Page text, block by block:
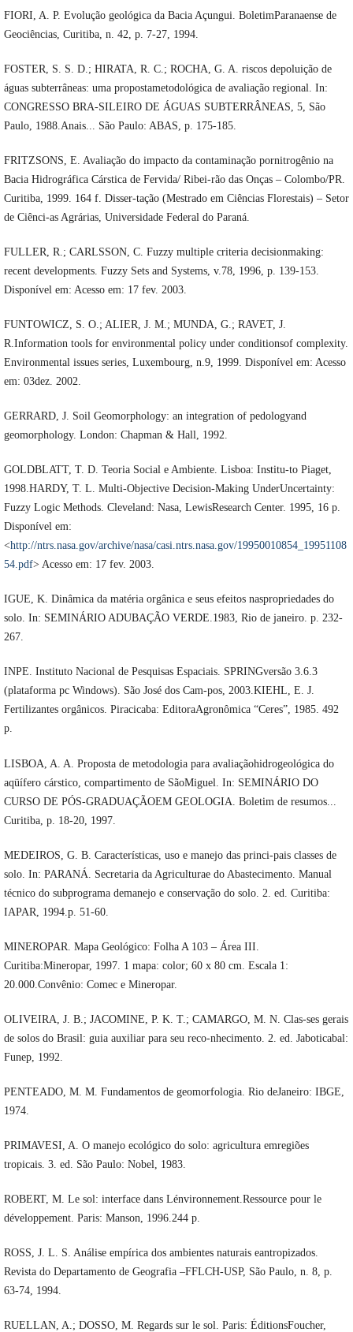
FIORI, A. P. Evolução geológica da Bacia Açungui. BoletimParanaense de
Geociências, Curitiba, n. 42, p. 7-27, 1994.
FOSTER, S. S. D.; HIRATA, R. C.; ROCHA, G. A. riscos depoluição de
águas subterrâneas: uma propostametodológica de avaliação regional. In:
CONGRESSO BRA-SILEIRO DE ÁGUAS SUBTERRÂNEAS, 5, São
Paulo, 1988.Anais... São Paulo: ABAS, p. 175-185.
FRITZSONS, E. Avaliação do impacto da contaminação pornitrogênio na
Bacia Hidrográfica Cárstica de Fervida/ Ribei-rão das Onças – Colombo/PR.
Curitiba, 1999. 164 f. Disser-tação (Mestrado em Ciências Florestais) – Setor
de Ciênci-as Agrárias, Universidade Federal do Paraná.
FULLER, R.; CARLSSON, C. Fuzzy multiple criteria decisionmaking:
recent developments. Fuzzy Sets and Systems, v.78, 1996, p. 139-153.
Disponível em: Acesso em: 17 fev. 2003.
FUNTOWICZ, S. O.; ALIER, J. M.; MUNDA, G.; RAVET, J.
R.Information tools for environmental policy under conditionsof complexity.
Environmental issues series, Luxembourg, n.9, 1999. Disponível em: Acesso
em: 03dez. 2002.
GERRARD, J. Soil Geomorphology: an integration of pedologyand
geomorphology. London: Chapman & Hall, 1992.
GOLDBLATT, T. D. Teoria Social e Ambiente. Lisboa: Institu-to Piaget,
1998.HARDY, T. L. Multi-Objective Decision-Making UnderUncertainty:
Fuzzy Logic Methods. Cleveland: Nasa, LewisResearch Center. 1995, 16 p.
Disponível em:
<http://ntrs.nasa.gov/archive/nasa/casi.ntrs.nasa.gov/19950010854_19951108
54.pdf> Acesso em: 17 fev. 2003.
IGUE, K. Dinâmica da matéria orgânica e seus efeitos naspropriedades do
solo. In: SEMINÁRIO ADUBAÇÃO VERDE.1983, Rio de janeiro. p. 232-
267.
INPE. Instituto Nacional de Pesquisas Espaciais. SPRINGversão 3.6.3
(plataforma pc Windows). São José dos Cam-pos, 2003.KIEHL, E. J.
Fertilizantes orgânicos. Piracicaba: EditoraAgronômica “Ceres”, 1985. 492
p.
LISBOA, A. A. Proposta de metodologia para avaliaçãohidrogeológica do
aqüífero cárstico, compartimento de SãoMiguel. In: SEMINÁRIO DO
CURSO DE PÓS-GRADUAÇÃOEM GEOLOGIA. Boletim de resumos...
Curitiba, p. 18-20, 1997.
MEDEIROS, G. B. Características, uso e manejo das princi-pais classes de
solo. In: PARANÁ. Secretaria da Agriculturae do Abastecimento. Manual
técnico do subprograma demanejo e conservação do solo. 2. ed. Curitiba:
IAPAR, 1994.p. 51-60.
MINEROPAR. Mapa Geológico: Folha A 103 – Área III.
Curitiba:Mineropar, 1997. 1 mapa: color; 60 x 80 cm. Escala 1:
20.000.Convênio: Comec e Mineropar.
OLIVEIRA, J. B.; JACOMINE, P. K. T.; CAMARGO, M. N. Clas-ses gerais
de solos do Brasil: guia auxiliar para seu reco-nhecimento. 2. ed. Jaboticabal:
Funep, 1992.
PENTEADO, M. M. Fundamentos de geomorfologia. Rio deJaneiro: IBGE,
1974.
PRIMAVESI, A. O manejo ecológico do solo: agricultura emregiões
tropicais. 3. ed. São Paulo: Nobel, 1983.
ROBERT, M. Le sol: interface dans Lénvironnement.Ressource pour le
développement. Paris: Manson, 1996.244 p.
ROSS, J. L. S. Análise empírica dos ambientes naturais eantropizados.
Revista do Departamento de Geografia –FFLCH-USP, São Paulo, n. 8, p.
63-74, 1994.
RUELLAN, A.; DOSSO, M. Regards sur le sol. Paris: ÉditionsFoucher,